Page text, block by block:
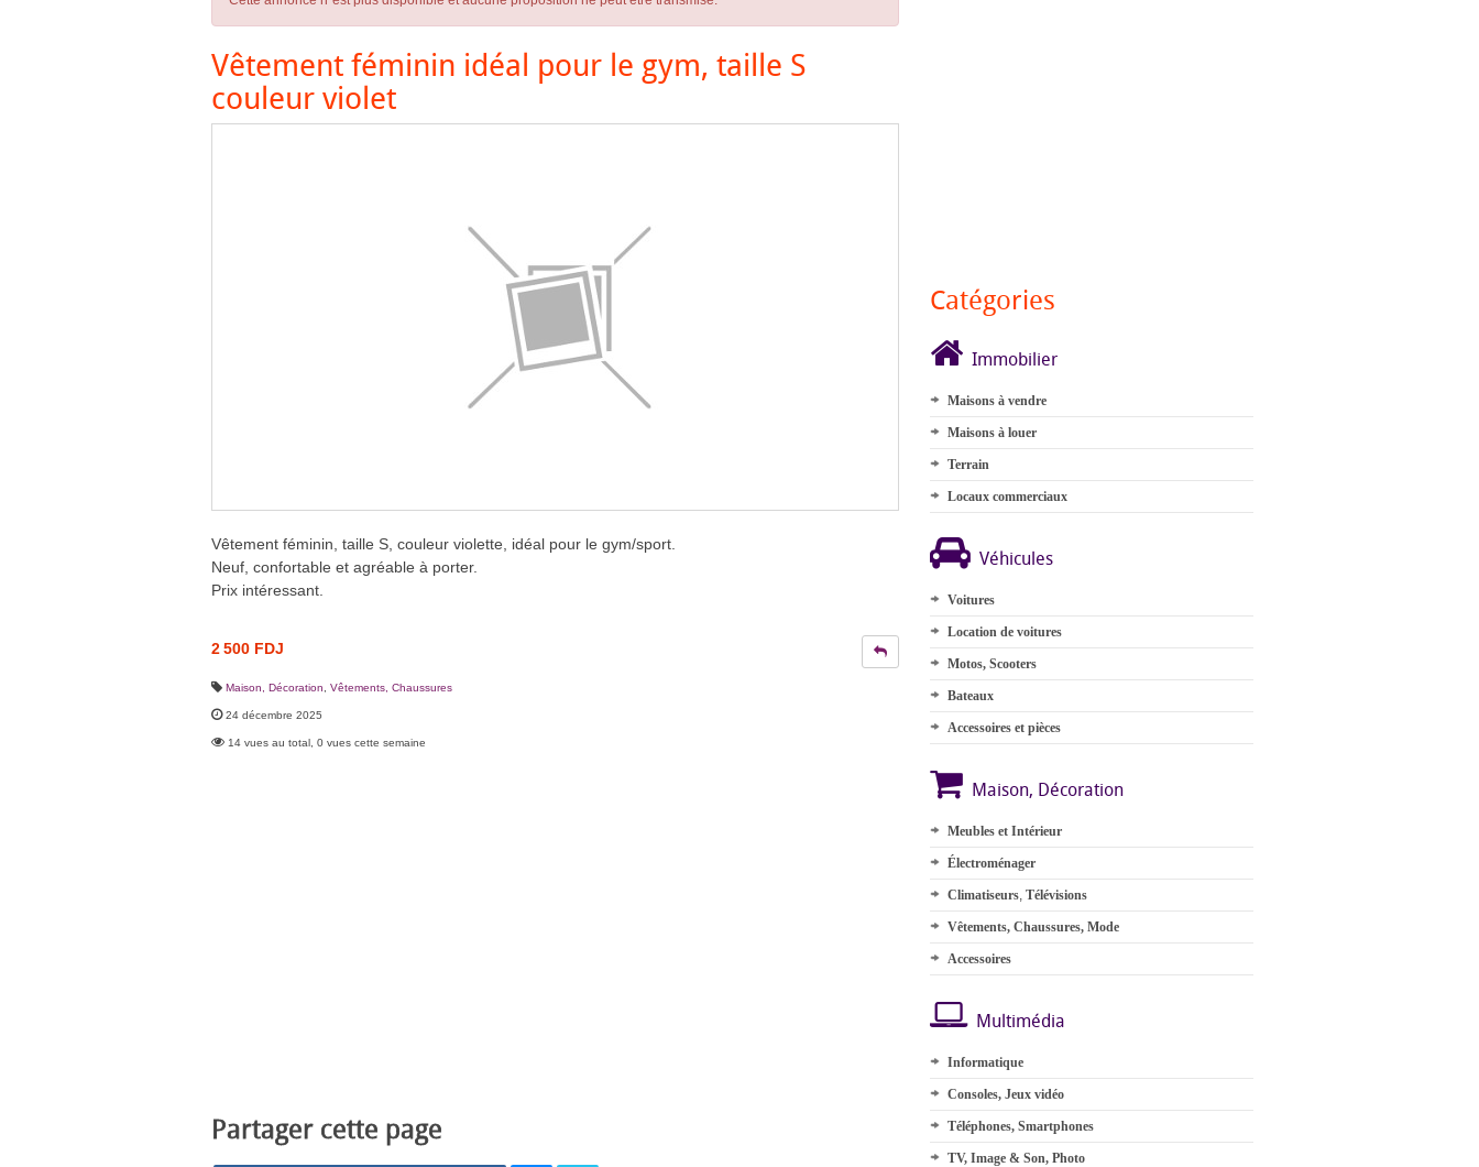
Vêtement féminin idéal pour le gym, taille S
couleur violet
Vêtement féminin, taille S, couleur violette, idéal pour le gym/sport.
Neuf, confortable et agréable à porter.
Prix intéressant.
2 500 FDJ
Maison, Décoration Vêtements, Chaussures
24 décembre 2025
14 vues au total, 0 vues cette semaine
Partager cette page
Catégories
Immobilier
Maisons à vendre
Maisons à louer
Terrain
Locaux commerciaux
Véhicules
Voitures
Location de voitures
Motos, Scooters
Bateaux
Accessoires et pièces
Maison, Décoration
Meubles et Intérieur
Électroménager
Climatiseurs, Télévisions
Vêtements, Chaussures, Mode
Accessoires
Multimédia
Informatique
Consoles, Jeux vidéo
Téléphones, Smartphones
TV, Image & Son, Photo